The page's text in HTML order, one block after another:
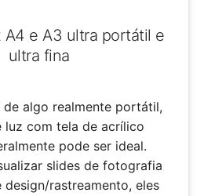
A4 e A3 ultra portátil e
ultra fina
de algo realmente portátil,
luz com tela de acrílico
pode ser ideal.
slides de fotografia
rastreamento, eles